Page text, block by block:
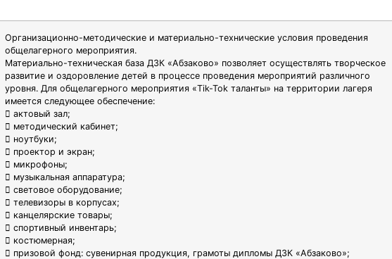
Организационно-методические и материально-технические условия проведения
общелагерного мероприятия.
Материально-техническая база ДЗК «Абзаково» позволяет осуществлять творческое
развитие и оздоровление детей в процессе проведения мероприятий различного
уровня. Для общелагерного мероприятия «Tik-Tok таланты» на территории лагеря
имеется следующее обеспечение:
 актовый зал;
 методический кабинет;
 ноутбуки;
 проектор и экран;
 микрофоны;
 музыкальная аппаратура;
 световое оборудование;
 телевизоры в корпусах;
 канцелярские товары;
 спортивный инвентарь;
 костюмерная;
 призовой фонд: сувенирная продукция, грамоты дипломы ДЗК «Абзаково»;